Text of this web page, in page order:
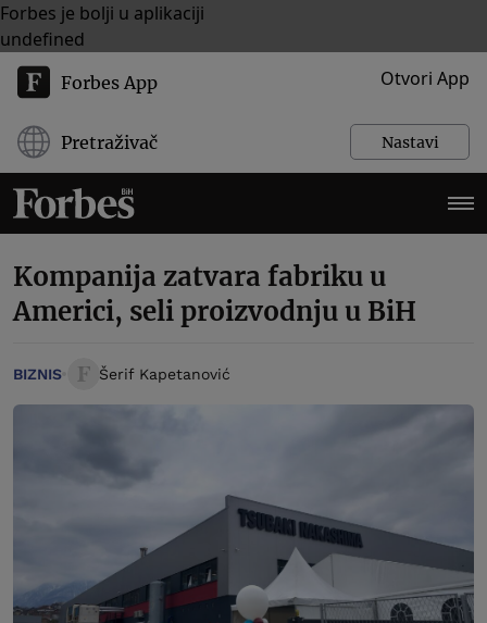
Forbes je bolji u aplikaciji
undefined
Forbes App Otvori App
Pretraživač Nastavi
Kompanija zatvara fabriku u
Americi, seli proizvodnju u BiH
BIZNIS Šerif Kapetanović